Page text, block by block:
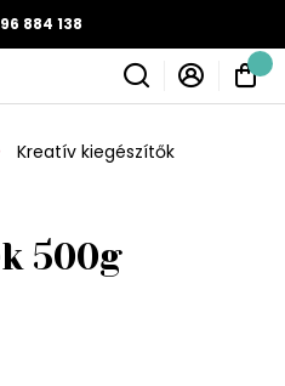
96 884 138
Kreatív kiegészítők
500g